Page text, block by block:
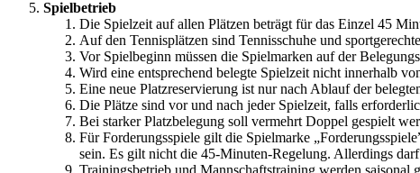
Spielbetrieb
Die Spielzeit auf allen Plätzen beträgt für das Einzel 45
Auf den Tennisplätzen sind Tennisschuhe und
Vor Spielbeginn müssen die Spielmarken auf der
Wird eine entsprechend belegte Spielzeit nicht innerhalb
Eine neue Platzreservierung ist nur nach Ablauf der
Die Plätze sind vor und nach jeder Spielzeit, falls
Bei starker Platzbelegung soll vermehrt Doppel gespielt
Für Forderungsspiele gilt die Spielmarke
sein. Es gilt nicht die 45-Minuten-Regelung. Allerdings
Trainingsbetrieb und Mannschaftstraining werden saisonal